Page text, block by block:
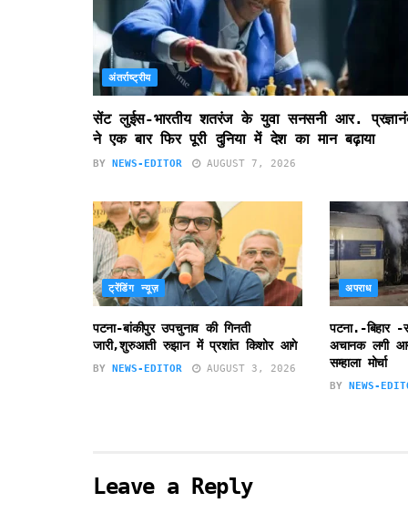
अंतर्राष्ट्रीय
सेंट लुईस-भारतीय शतरंज के युवा सनसनी आर.
ने एक बार फिर पूरी दुनिया में देश का मान बढ़ाया
BY NEWS-EDITOR AUGUST 7, 2026
ट्रेंडिंग न्यूज़
पटना-बांकीपुर उपचुनाव की गिनती
जारी,शुरुआती रुझान में प्रशांत किशोर आगे
BY NEWS-EDITOR AUGUST 3, 2026
अपराध
पटना.-बिहार
अचानक लगी
सम्हाला मोर्चा
BY NEWS-
Leave a Reply